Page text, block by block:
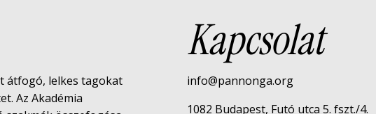
átfogó, lelkes tagokat
Az Akadémia
Kapcsolat
info@pannonga.org
1082 Budapest, Futó utca 5. fszt./4.